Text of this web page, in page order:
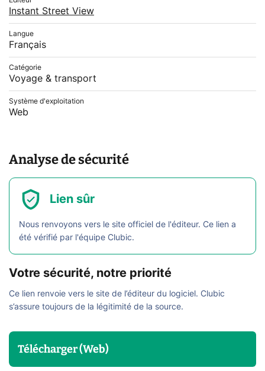
Instant Street View
Langue
Français
Catégorie
Voyage & transport
Système d'exploitation
Web
Analyse de sécurité
Lien sûr
Nous renvoyons vers le site officiel de l'éditeur. Ce lien a
été vérifié par l'équipe Clubic.
Votre sécurité, notre priorité
Ce lien renvoie vers le site de l’éditeur du logiciel. Clubic
s’assure toujours de la légitimité de la source.
Télécharger (Web)